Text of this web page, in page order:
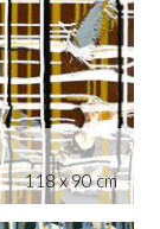
118 x 90 cm